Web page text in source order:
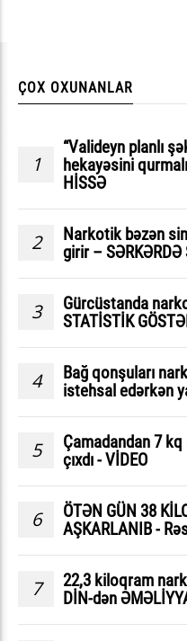
ÇOX OXUNANLAR
1
“Valideyn planlı
hekayəsini
HİSSƏ
2
Narkotik bəzən
girir – SƏRKƏRDƏ
3
Gürcüstanda
STATİSTİK
4
Bağ qonşuları
istehsal edərkən
5
Çamadandan 7
çıxdı - VİDEO
6
ÖTƏN GÜN 38
AŞKARLANIB -
7
22,3 kiloqram
DİN-dən